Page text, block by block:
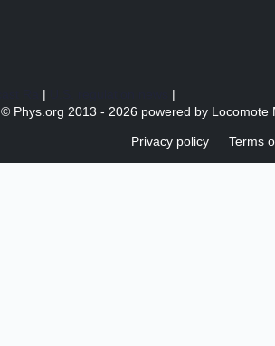
|
|
© Phys.org 2013 - 2026 powered by Locomote
Privacy policy Terms